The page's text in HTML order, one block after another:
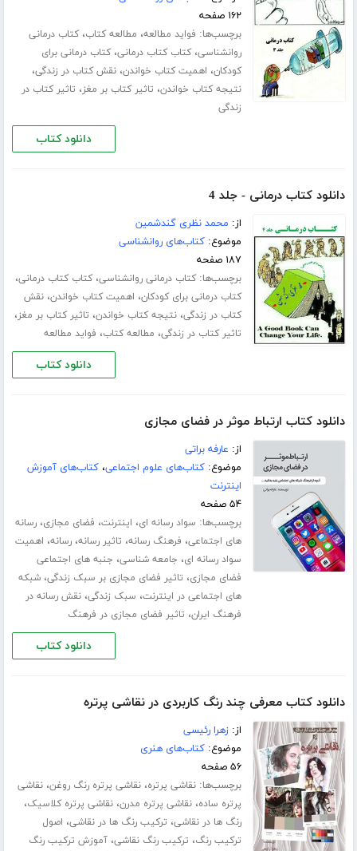
۱۶۲ صفحه
برچسب‌ها: فواید مطالعه، مطالعه کتاب،کتاب درمانی
روانشناسی،کتاب کتاب درمانی،کتاب درمانی برای
کودکان، اهمیت کتاب خواندن،نقش کتاب در زندگی،
نتیجه کتاب خواندن، تاثیر کتاب بر مغز، تاثیر کتاب در
زندگی
دانلود کتاب
دانلود کتاب درمانی - جلد 4
از: محمد نظری گندشمین
موضوع:کتاب‌های روانشناسی
۱۸۷ صفحه
برچسب‌ها:کتاب درمانی روانشناسی،کتاب کتاب درمانی،
کتاب درمانی برای کودکان، اهمیت کتاب خواندن،نقش
کتاب در زندگی،نتیجه کتاب خواندن، تاثیر کتاب بر مغز،
تاثیر کتاب در زندگی، مطالعه کتاب، فواید مطالعه
دانلود کتاب
دانلود کتاب ارتباط موثر در فضای مجازی
از: عارفه براتی
موضوع:کتاب‌های علوم اجتماعی،کتاب‌های آموزش
اینترنت
۵۴ صفحه
برچسب‌ها: سواد رسانه ای، اینترنت، فضای مجازی،رسانه
های اجتماعی، فرهنگ رسانه، تاثیر رسانه،رسانه، اهمیت
سواد رسانه ای، جامعه شناسی، جنبه های اجتماعی
فضای مجازی، تاثیر فضای مجازی بر سبک زندگی،شبکه
های اجتماعی در اینترنت، سبک زندگی،نقش رسانه در
فرهنگ ایران، تاثیر فضای مجازی در فرهنگ
دانلود کتاب
دانلود کتاب معرفی چند رنگ کاربردی در نقاشی پرتره
از:زهرا رئیسی
موضوع:کتاب‌های هنری
۵۶ صفحه
برچسب‌ها:نقاشی پرتره،نقاشی پرتره رنگ روغن،نقاشی
پرتره ساده،نقاشی پرتره مدرن،نقاشی پرتره کلاسیک،
رنگ ها در نقاشی، ترکیب رنگ ها در نقاشی، اصول
ترکیب رنگ، ترکیب رنگ نقاشی،آموزش ترکیب رنگ